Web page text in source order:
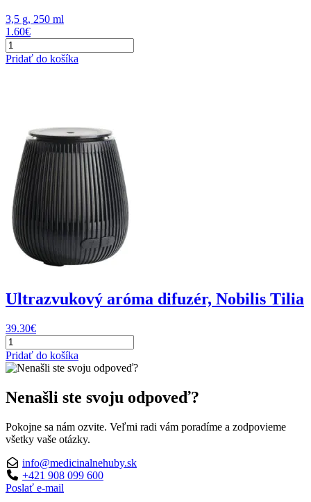
Annabis
3,5 g, 250 ml
1.60€
množstvo
Čierna
Organo
Gold
Pridať do košíka
Ultrazvukový aróma difuzér, Nobilis Tilia
39.30€
množstvo
Ultrazvukový
aróma
Nobilis
Tilia
Pridať do košíka
Nenašli ste svoju odpoveď?
Pokojne sa nám ozvite. Veľmi radi vám poradíme a zodpovieme
všetky vaše otázky.
info@medicinalnehuby.sk
+421 908 099 600
Poslať e-mail